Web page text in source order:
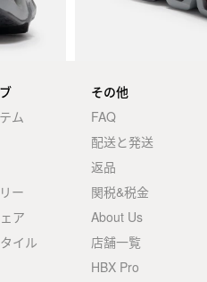
ム
ー
ア
イル
その他
FAQ
配送と発送
返品
関税&税金
About Us
店舗一覧
HBX Pro